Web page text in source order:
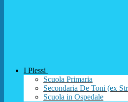
I Plessi
Scuola Primaria
Secondaria De Toni (ex
Scuola in Ospedale